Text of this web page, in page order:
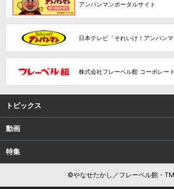
アンパンマンポータルサイト
日本テレビ「それいけ！アンパンマ
株式会社フレーベル館 コーポレー
トピックス
動画
特集
©やなせたかし／フレーベル館・